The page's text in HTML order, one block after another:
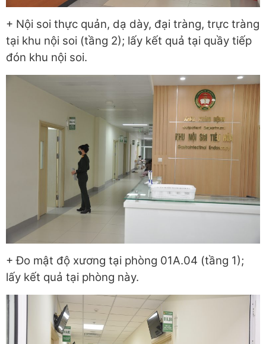
+ Nội soi thực quản, dạ dày, đại tràng, trực tràng
tại khu nội soi (tầng 2); lấy kết quả tại quầy tiếp
đón khu nội soi.
+ Đo mật độ xương tại phòng 01A.04 (tầng 1);
lấy kết quả tại phòng này.